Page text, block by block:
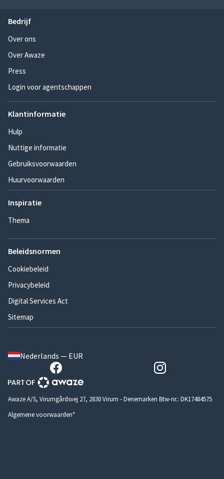
Bedrijf
Over ons
Over Awaze
Press
Login voor agentschappen
Klantinformatie
Hulp
Nuttige informatie
Gebruiksvoorwaarden
Huurvoorwaarden
Inspiratie
Thema
Beleidsnormen
Cookiebeleid
Privacybeleid
Digital Services Act
Sitemap
Nederlands — EUR
Awaze A/S, Virumgårdsvej 27, 2830 Virum - Denemarken Btw-nr.: DK17484575
Algemene voorwaarden*